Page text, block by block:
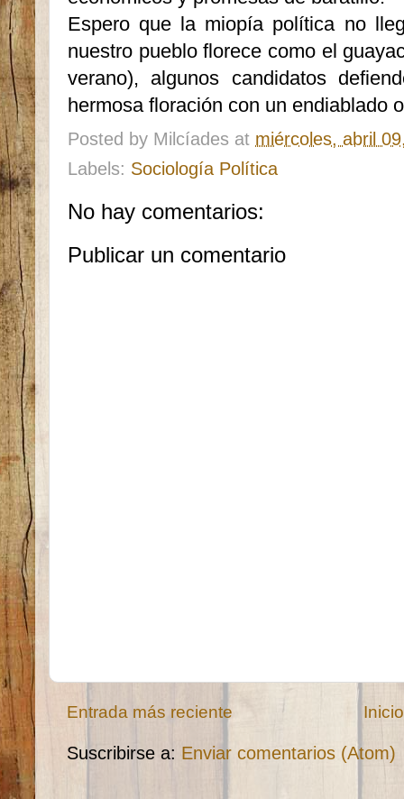
Espero que la miopía política no
nuestro pueblo florece como el
verano), algunos candidatos
hermosa floración con un endiablado
Posted by Milcíades at miércoles, abril
Labels: Sociología Política
No hay comentarios:
Publicar un comentario
Entrada más reciente Inicio
Suscribirse a: Enviar comentarios (Atom)